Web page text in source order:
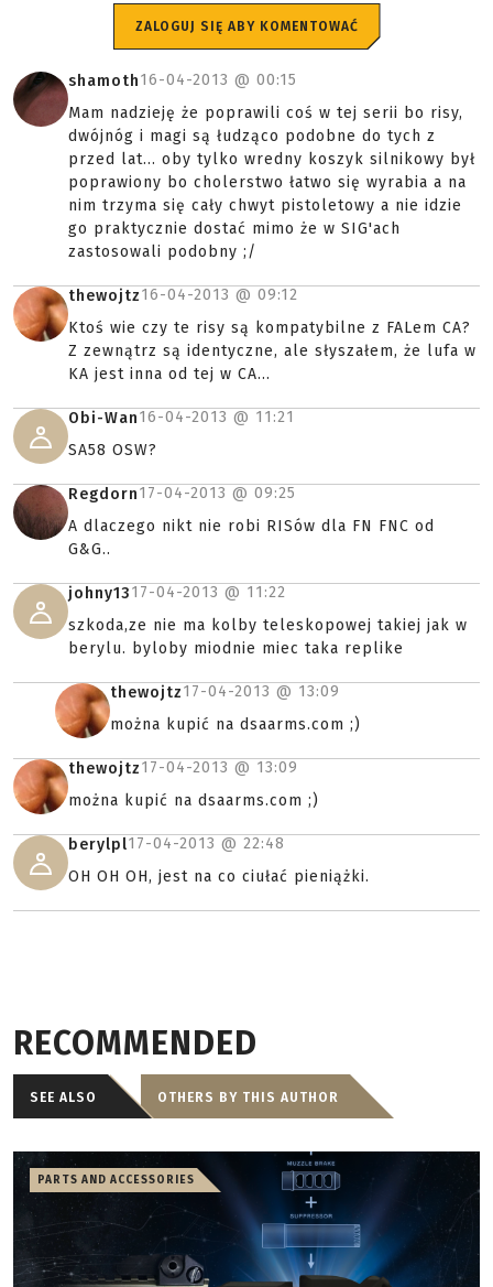
ZALOGUJ SIĘ ABY KOMENTOWAĆ
shamoth16-04-2013 @ 00:15
Mam nadzieję że poprawili coś w tej serii bo risy,
dwójnóg i magi są łudząco podobne do tych z
przed lat... oby tylko wredny koszyk silnikowy był
poprawiony bo cholerstwo łatwo się wyrabia a na
nim trzyma się cały chwyt pistoletowy a nie idzie
go praktycznie dostać mimo że w SIG'ach
zastosowali podobny ;/
thewojtz16-04-2013 @ 09:12
Ktoś wie czy te risy są kompatybilne z FALem CA?
Z zewnątrz są identyczne, ale słyszałem, że lufa w
KA jest inna od tej w CA...
Obi-Wan16-04-2013 @ 11:21
SA58 OSW?
Regdorn17-04-2013 @ 09:25
A dlaczego nikt nie robi RISów dla FN FNC od
G&G..
johny1317-04-2013 @ 11:22
szkoda,ze nie ma kolby teleskopowej takiej jak w
berylu. byloby miodnie miec taka replike
thewojtz17-04-2013 @ 13:09
można kupić na dsaarms.com ;)
thewojtz17-04-2013 @ 13:09
można kupić na dsaarms.com ;)
berylpl17-04-2013 @ 22:48
OH OH OH, jest na co ciułać pieniążki.
RECOMMENDED
SEE ALSO OTHERS BY THIS AUTHOR
PARTS AND ACCESSORIES